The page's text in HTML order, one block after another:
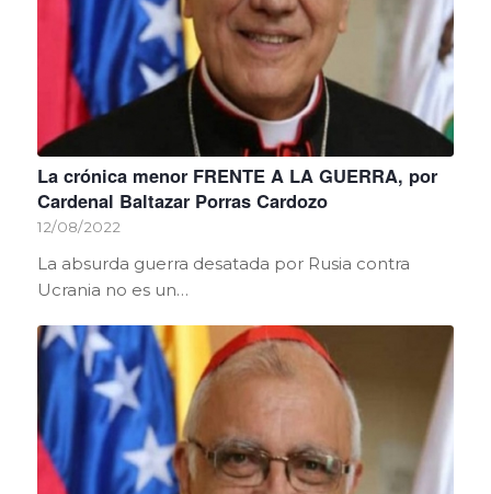
La crónica menor FRENTE A LA GUERRA, por
Cardenal Baltazar Porras Cardozo
12/08/2022
La absurda guerra desatada por Rusia contra
Ucrania no es un…